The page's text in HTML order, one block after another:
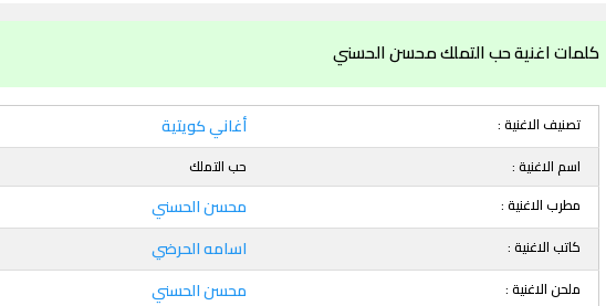
كلمات اغنية حب التملك محسن الحسني
تصنيف الاغنية : أغاني كويتية
اسم الاغنية :
حب التملك
مطرب الاغنية :
محسن الحسني
كاتب الاغنية : اسامه الحرضي
ملحن الاغنية : محسن الحسني